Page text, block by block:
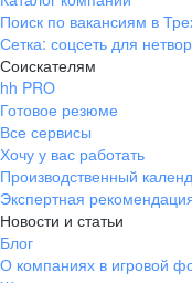
Поиск по вакансиям в
Сетка: соцсеть для
Соискателям
hh PRO
Готовое резюме
Все сервисы
Хочу у вас работать
Производственный
Экспертная
Новости и статьи
Блог
О компаниях в игровой